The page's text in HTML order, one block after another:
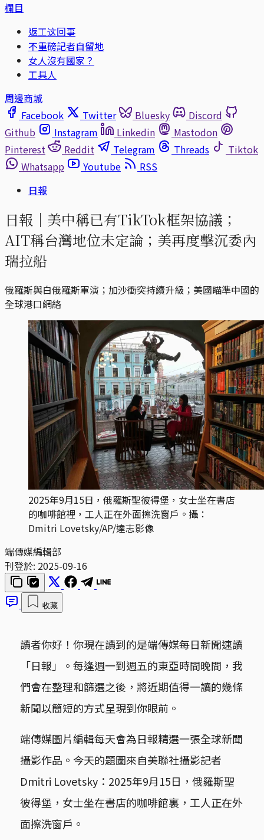
欄目
返工这回事
不重磅記者自留地
女人沒有國家？
工具人
周邊商城
Facebook
Twitter Bluesky
Discord
Github
Instagram Linkedin
Mastodon
Pinterest
Reddit Telegram Threads
Tiktok
Whatsapp
Youtube
RSS
日報
日報｜美中稱已有TikTok框架協議；
AIT稱台灣地位未定論；美再度擊沉委內
瑞拉船
俄羅斯與白俄羅斯軍演；加沙衝突持續升級；美國瞄準中國的
全球港口網絡
2025年9月15日，俄羅斯聖彼得堡，女士坐在書店
的咖啡館裡，工人正在外面擦洗窗戶。攝：
Dmitri Lovetsky/AP/達志影像
端傳媒編輯部
刊登於: 2025-09-16
收藏
讀者你好！你現在讀到的是端傳媒每日新聞速讀
「日報」。每逢週一到週五的東亞時間晚間，我
們會在整理和篩選之後，將近期值得一讀的幾條
新聞以簡短的方式呈現到你眼前。
端傳媒圖片編輯每天會為日報精選一張全球新聞
攝影作品。今天的題圖來自美聯社攝影記者
Dmitri Lovetsky：2025年9月15日，俄羅斯聖
彼得堡，女士坐在書店的咖啡館裏，工人正在外
面擦洗窗戶。